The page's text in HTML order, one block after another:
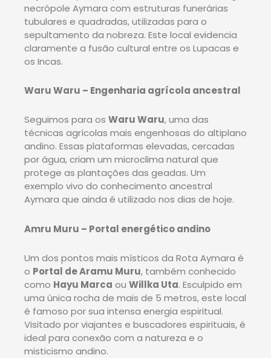
necrópole Aymara com estruturas funerárias
tubulares e quadradas, utilizadas para o
sepultamento da nobreza. Este local evidencia
claramente a fusão cultural entre os Lupacas e
os Incas.
Waru Waru – Engenharia agrícola ancestral
Seguimos para os Waru Waru, uma das
técnicas agrícolas mais engenhosas do altiplano
andino. Essas plataformas elevadas, cercadas
por água, criam um microclima natural que
protege as plantações das geadas. Um
exemplo vivo do conhecimento ancestral
Aymara que ainda é utilizado nos dias de hoje.
Amru Muru – Portal energético andino
Um dos pontos mais místicos da Rota Aymara é
o Portal de Aramu Muru, também conhecido
como Hayu Marca ou Willka Uta. Esculpido em
uma única rocha de mais de 5 metros, este local
é famoso por sua intensa energia espiritual.
Visitado por viajantes e buscadores espirituais, é
ideal para conexão com a natureza e o
misticismo andino.